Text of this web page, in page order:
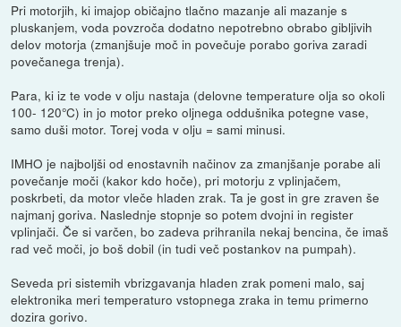
Pri motorjih, ki imajop običajno tlačno mazanje ali mazanje s
pluskanjem, voda povzroča dodatno nepotrebno obrabo gibljivih
delov motorja (zmanjšuje moč in povečuje porabo goriva zaradi
povečanega trenja).
Para, ki iz te vode v olju nastaja (delovne temperature olja so okoli
100- 120°C) in jo motor preko oljnega oddušnika potegne vase,
samo duši motor. Torej voda v olju = sami minusi.
IMHO je najboljši od enostavnih načinov za zmanjšanje porabe ali
povečanje moči (kakor kdo hoče), pri motorju z vplinjačem,
poskrbeti, da motor vleče hladen zrak. Ta je gost in gre zraven še
najmanj goriva. Naslednje stopnje so potem dvojni in register
vplinjači. Če si varčen, bo zadeva prihranila nekaj bencina, če imaš
rad več moči, jo boš dobil (in tudi več postankov na pumpah).
Seveda pri sistemih vbrizgavanja hladen zrak pomeni malo, saj
elektronika meri temperaturo vstopnega zraka in temu primerno
dozira gorivo.